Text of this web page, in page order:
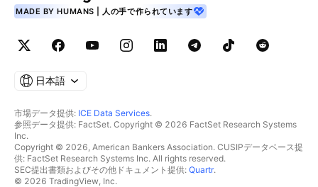
MADE BY HUMANS | 人の手で作られています
日本語
市場データ提供: ICE Data Services.
参照データ提供: FactSet. Copyright © 2026 FactSet Research Systems
Inc.
Copyright © 2026, American Bankers Association. CUSIPデータベース提
供: FactSet Research Systems Inc. All rights reserved.
SEC提出書類およびその他ドキュメント提供: Quartr.
© 2026 TradingView, Inc.